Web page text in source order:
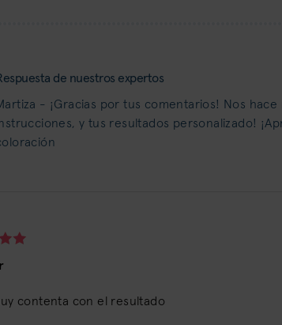
de nuestros expertos
- ¡Gracias por tus comentarios! Nos
y tus resultados personalizado!
contenta con el resultado